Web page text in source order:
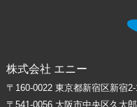
株式会社 エニー
〒160-0022 東京都新宿区新宿
〒541-0056 大阪市中央区久太